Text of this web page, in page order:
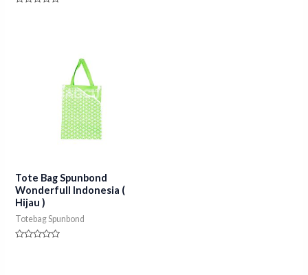
Tote Bag Spunbond
Wonderfull Indonesia (
Hijau )
Totebag Spunbond